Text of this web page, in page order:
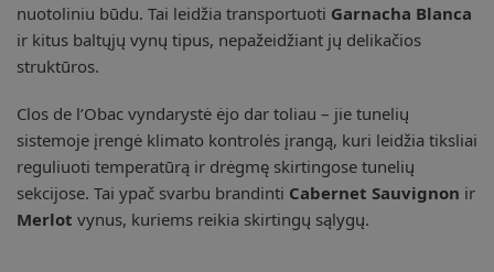
nuotoliniu būdu. Tai leidžia transportuoti Garnacha Blanca
ir kitus baltųjų vynų tipus, nepažeidžiant jų delikačios
struktūros.
Clos de l’Obac vyndarystė ėjo dar toliau – jie tunelių
sistemoje įrengė klimato kontrolės įrangą, kuri leidžia tiksliai
reguliuoti temperatūrą ir drėgmę skirtingose tunelių
sekcijose. Tai ypač svarbu brandinti Cabernet Sauvignon ir
Merlot vynus, kuriems reikia skirtingų sąlygų.